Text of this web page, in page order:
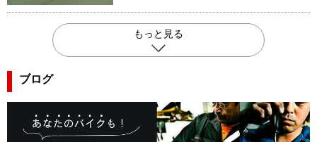
もっと見る
ブログ